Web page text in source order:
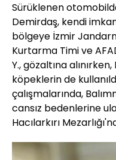
Sürüklenen
Demirdaş, kendi
bölgeye İzmir
Kurtarma Timi ve
Y., gözaltına
köpeklerin de
çalışmalarında,
cansız bedenlerine
Hacılarkırı